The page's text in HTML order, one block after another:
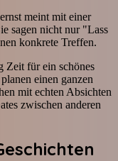
meint mit einer
sagen nicht nur "Lass
konkrete Treffen.
Zeit für ein schönes
einen ganzen
mit echten Absichten
zwischen anderen